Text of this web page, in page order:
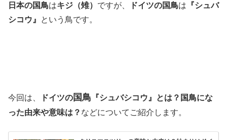
日本の国鳥はキジ（雉） ですが、 ドイツの国鳥は 『シュバ
シコウ』
という鳥です。
今回は、 ドイツの国鳥 『シュバシコウ』とは？国鳥にな
った由来や意味は？ などについてご紹介します。